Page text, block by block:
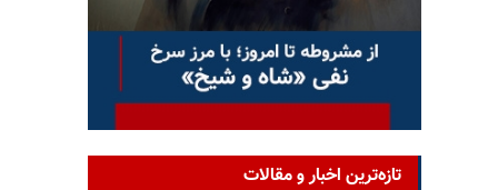
تازه‌ترین اخبار و مقالات